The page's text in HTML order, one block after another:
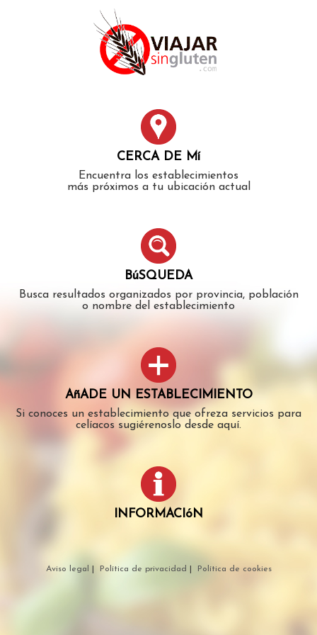
CERCA DE Mí
Encuentra los establecimientos
más próximos a tu ubicación actual
BúSQUEDA
Busca resultados organizados por provincia, población
o nombre del establecimiento
AñADE UN ESTABLECIMIENTO
Si conoces un establecimiento que ofreza servicios para
celíacos sugiérenoslo desde aquí.
INFORMACIóN
Aviso legal Política de privacidad Política de cookies
authorized to show the cookie declaration for domain group
ID 546ddaab-b478-4440-aa8a-3b0205284212. Please add it to
the domain group in the Cookiebot Manager to authorize